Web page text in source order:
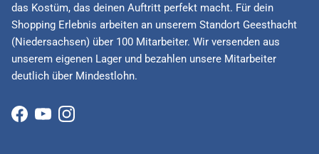
das Kostüm, das deinen Auftritt perfekt macht. Für dein
Shopping Erlebnis arbeiten an unserem Standort Geesthacht
(Niedersachsen) über 100 Mitarbeiter. Wir versenden aus
unserem eigenen Lager und bezahlen unsere Mitarbeiter
deutlich über Mindestlohn.
Facebook
YouTubeInstagram